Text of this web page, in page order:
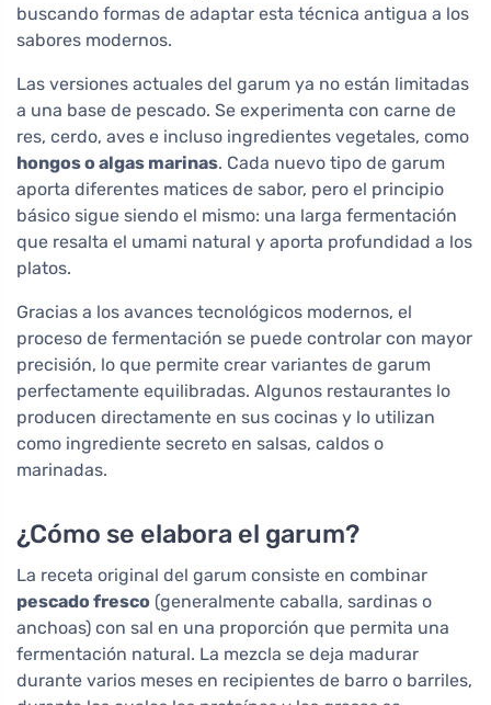
buscando formas de adaptar esta técnica antigua a los
sabores modernos.
Las versiones actuales del garum ya no están limitadas
a una base de pescado. Se experimenta con carne de
res, cerdo, aves e incluso ingredientes vegetales, como
hongos o algas marinas. Cada nuevo tipo de garum
aporta diferentes matices de sabor, pero el principio
básico sigue siendo el mismo: una larga fermentación
que resalta el umami natural y aporta profundidad a los
platos.
Gracias a los avances tecnológicos modernos, el
proceso de fermentación se puede controlar con mayor
precisión, lo que permite crear variantes de garum
perfectamente equilibradas. Algunos restaurantes lo
producen directamente en sus cocinas y lo utilizan
como ingrediente secreto en salsas, caldos o
marinadas.
¿Cómo se elabora el garum?
La receta original del garum consiste en combinar
pescado fresco (generalmente caballa, sardinas o
anchoas) con sal en una proporción que permita una
fermentación natural. La mezcla se deja madurar
durante varios meses en recipientes de barro o barriles,